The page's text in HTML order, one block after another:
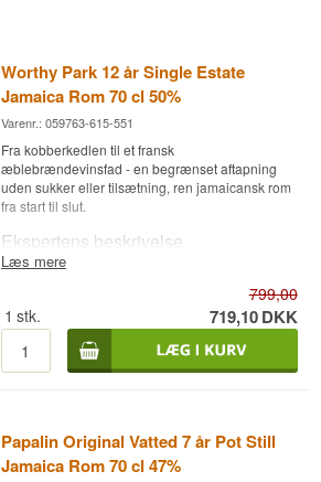
Worthy Park 12 år Single Estate
Jamaica Rom 70 cl 50%
Varenr.: 059763-615-551
Fra kobberkedlen til et fransk
æblebrændevinsfad - en begrænset aftapning
uden sukker eller tilsætning, ren jamaicansk rom
fra start til slut.
Ekspertens beskrivelse
Jamaica, 12 år gammel, destilleret i en 100%
kobberkedel og lagret først på ex-bourbonfad
efterfulgt af modning på ex-Calvados-fad,
aftappet ved 50%.
bourbonfade, før den flyttes over på ex-Calvados-
fade - franske æblebrændevinsfade - der tilføjer
en anderledes frugtnote til den kraftige, esterrige
Læs mere
799,00
1 stk. 719,10DKK
Papalin Original Vatted 7 år Pot Still
Jamaica Rom 70 cl 47%